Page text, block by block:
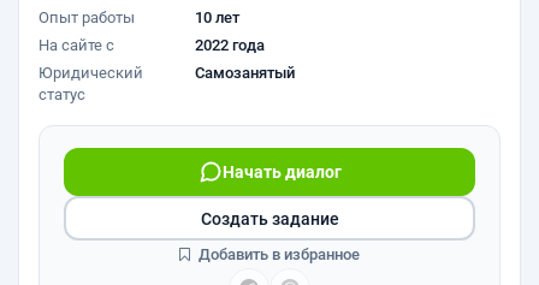
Опыт работы
10 лет
На сайте с
2022 года
Юридический
статус
Самозанятый
Начать диалог
Создать задание
Добавить в избранное